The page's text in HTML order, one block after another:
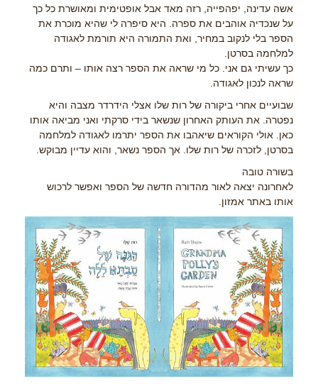
אשה עדינה, יפהפייה, רזה מאד אבל אופטימית ומאושרת כל כך
על שנכדיה אוהבים את ספרה. היא סיפרה לי שהיא מוכרת את
הספר בלי לנקוב במחיר, ואת התמורה היא תורמת לאגודה
למלחמה בסרטן.
כך עשיתי גם אני. כל מי שראה את הספר רצה אותו – ותרם כמה
שראה לנכון לאגודה.
שבועיים אחרי ביקורה של רות שלו אצלי הידרדר מצבה והיא
נפטרה. את העותק האחרון שנשאר בידי סרקתי ואני מביאה אותו
כאן. אולי הקוראים שיאהבו את הספר יתרמו לאגודה למלחמה
בסרטן, לזכרה של רות שלו. אך הספר נשאר, והוא עדיין מבוקש.
בשורה טובה
לאחרונה יצאה לאור מהדורה חדשה של הספר ואפשר לרכוש
אותו באתר אמזון.